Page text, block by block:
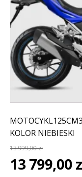
KOLOR NIEBIESKI
13 999,00zł
Pierwotna
cena
13 799,00